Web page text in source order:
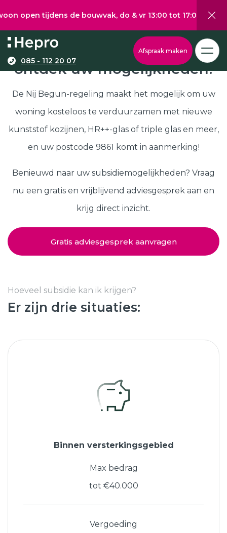
tijdens de bouwvak, do & vr 13:00 tot 17:00, za 10:00 tot
085 - 112 20 07
Afspraak maken
Nij Begun subsidie in 9861,
ontdek uw mogelijkheden!
De Nij Begun-regeling maakt het mogelijk om uw
woning kosteloos te verduurzamen met nieuwe
kunststof kozijnen, HR++-glas of triple glas en meer,
en uw postcode 9861 komt in aanmerking!
Benieuwd naar uw subsidiemogelijkheden? Vraag
nu een gratis en vrijblijvend adviesgesprek aan en
krijg direct inzicht.
Gratis adviesgesprek aanvragen
Hoeveel subsidie kan ik krijgen?
Er zijn drie situaties:
Binnen versterkingsgebied
Max bedrag
tot €40.000
Vergoeding
Wat wilt u graag verduurzamen?
Via onze configurator berekent u eenvoudig een
richtprijs voor uw kunststof kozijnen, -deuren, of
schuifpuien.
Samenstellen
Deuren
Schuifpuien
Kunststof kozijnen
Kunststof deuren
Kunststof schuifpuien
Isolatie
Klantenservice
Hepro
Subsidies
SHOWROOM BEZOEKEN